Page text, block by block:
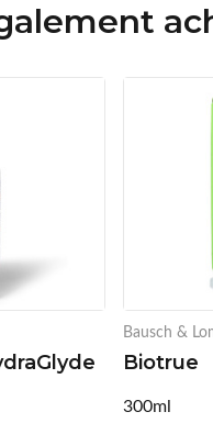
Bausch &
Biotrue
300ml